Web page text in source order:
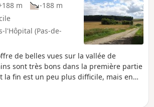
m
-188 m
l'Hôpital (Pas-de-
de belles vues sur la vallée de
sont très bons dans la première partie
la fin est un peu plus difficile, mais en